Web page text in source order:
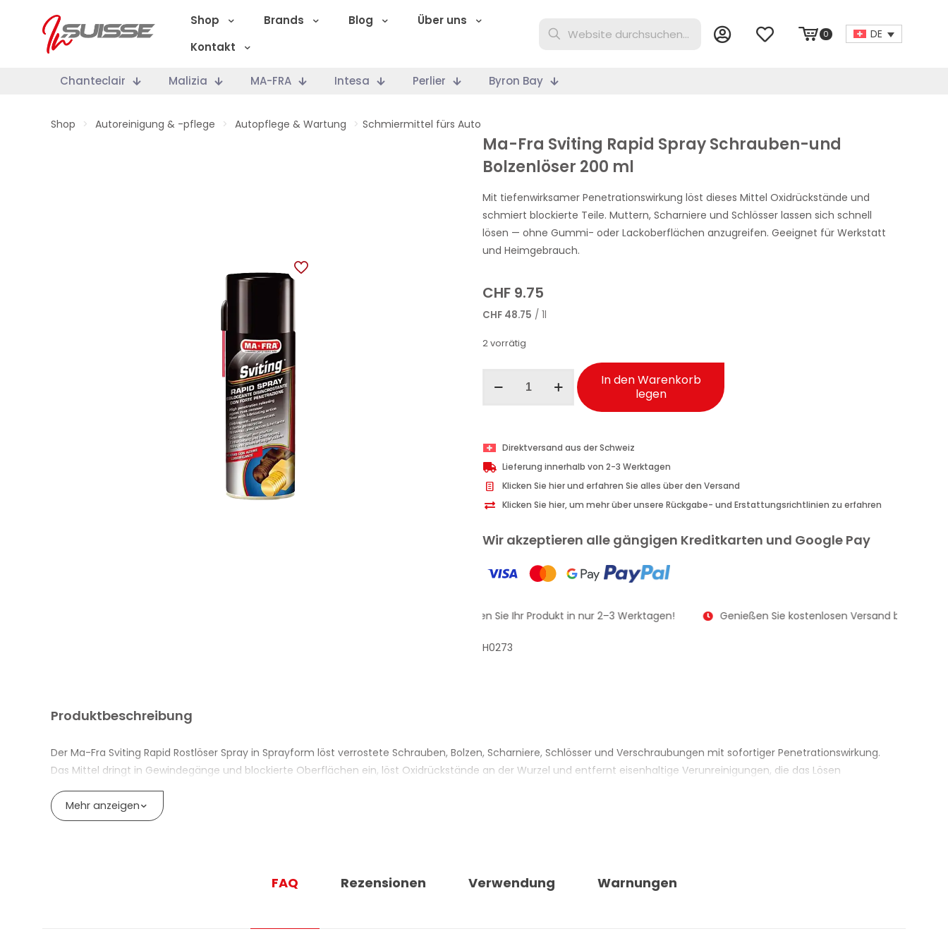
Shop Brands Blog
Über uns
Kontakt
0 DE
Chanteclair Malizia MA-FRA Intesa Perlier Byron Bay
Shop > Autoreinigung & -pflege > Autopflege & Wartung > Schmiermittel fürs Auto
Ma-Fra Sviting Rapid Spray Schrauben-und
Bolzenlöser 200 ml
Mit tiefenwirksamer Penetrationswirkung löst dieses Mittel Oxidrückstände und
schmiert blockierte Teile. Muttern, Scharniere und Schlösser lassen sich schnell
lösen — ohne Gummi- oder Lackoberflächen anzugreifen. Geeignet für Werkstatt
und Heimgebrauch.
CHF 9.75
CHF 48.75 / 1l
2 vorrätig
Spray
Schrauben-
und
Bolzenlöser
ml
In den Warenkorb
legen
Direktversand aus der Schweiz
Lieferung innerhalb von 2-3 Werktagen
Klicken Sie hier und erfahren Sie alles über den Versand
Klicken Sie hier, um mehr über unsere Rückgabe- und Erstattungsrichtlinien zu erfahren
Wir akzeptieren alle gängigen Kreditkarten und Google Pay
Erhalten Sie Ihr Produkt in nur 2–3 Werktagen! Genießen Sie kostenlosen Versand bei
H0273
Produktbeschreibung
Der Ma-Fra Sviting Rapid Rostlöser Spray in Sprayform löst verrostete Schrauben, Bolzen, Scharniere, Schlösser und Verschraubungen mit sofortiger Penetrationswirkung.
Das Mittel dringt in Gewindegänge und blockierte Oberflächen ein, löst Oxidrückstände an der Wurzel und entfernt eisenhaltige Verunreinigungen, die das Lösen
verhindern. Der sofort wirkende Schmierfilm reduziert die Reibung und stellt die Leichtgängigkeit der Bauteile wieder her — das Risiko, Schraubenköpfe zu beschädigen, wird
dadurch verringert.
VORTEILE DES ROSTLÖSER SPRAYS MA-FRA SVITING RAPID
Mehr anzeigen
FAQ Rezensionen Verwendung Warnungen